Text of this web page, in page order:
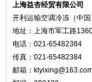
上海益杏经贸有限公司
开利运输空调冷冻（中
地址：上海市军工路
电话：021-65482384
传真：021-65482384
邮箱：